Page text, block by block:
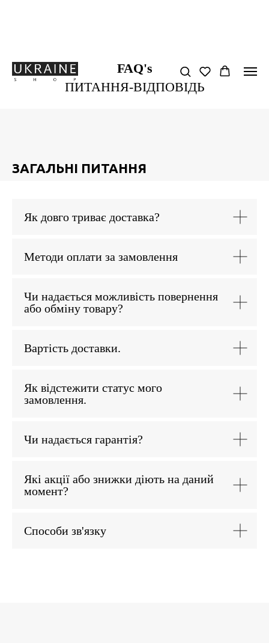
FAQ's
ПИТАННЯ-ВІДПОВІДЬ
ЗАГАЛЬНІ ПИТАННЯ
Як довго триває доставка?
Методи оплати за замовлення
Чи надається можливість повернення
або обміну товару?
Вартість доставки.
Як відстежити статус мого
замовлення.
Чи надається гарантія?
Які акції або знижки діють на даний
момент?
Способи зв'язку